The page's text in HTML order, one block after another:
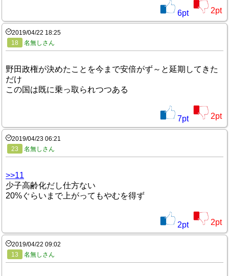
6pt 2pt
2019/04/22 18:25
18
名無しさん
野田政権が決めたことを今まで安倍がず～と延期してきた
だけ
この国は既に乗っ取られつつある
7pt 2pt
2019/04/23 06:21
23
名無しさん
>>11
少子高齢化だし仕方ない
20%ぐらいまで上がってもやむを得ず
2pt 2pt
2019/04/22 09:02
13
名無しさん